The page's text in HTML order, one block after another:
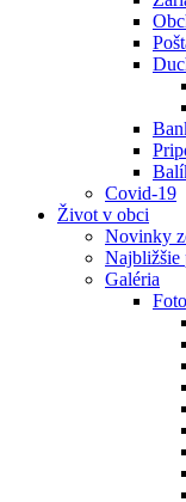
Covid-19
Život v obci
Novinky
Najbližšie
Galéria